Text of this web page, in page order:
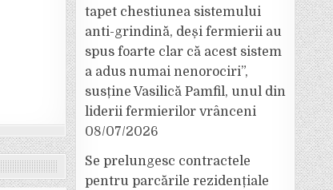
tapet chestiunea sistemului
anti-grindină, deși fermierii au
spus foarte clar că acest sistem
a adus numai nenorociri”,
susține Vasilică Pamfil, unul din
liderii fermierilor vrânceni
08/07/2026
Se prelungesc contractele
pentru parcările rezidențiale